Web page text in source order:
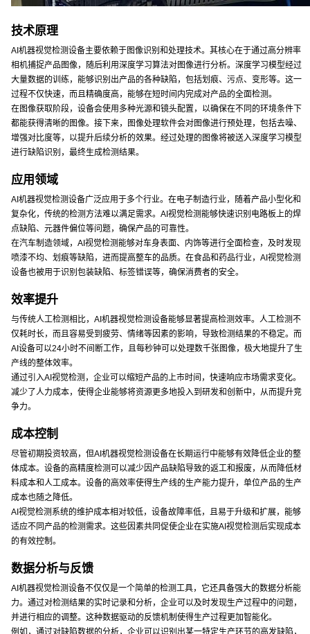
技术原理
AI机器视觉检测设备主要依赖于图像识别和处理技术。其核心在于通过高分辨率
相机捕捉产品图像，随后利用深度学习算法对图像进行分析。深度学习模型经过
大量数据的训练，能够识别出产品的各种缺陷，包括划痕、污点、变形等。这一
过程不仅快速，而且精确度高，能够在短时间内完成对产品的全面检测。
在图像获取阶段，设备会使用多种光源和镜头配置，以确保在不同的环境条件下
都能获得清晰的图像。接下来，图像处理软件会对图像进行预处理，包括去噪、
增强对比度等，以提升后续分析的效果。经过处理的图像将被送入深度学习模型
进行缺陷识别，最终生成检测结果。
应用领域
AI机器视觉检测设备广泛应用于多个行业。在电子制造行业，随着产品小型化和
复杂化，传统的检测方法难以满足需求。AI视觉检测能够快速识别电路板上的焊
点缺陷、元器件偏位等问题，确保产品的可靠性。
在汽车制造领域，AI视觉检测能够对车身表面、内饰等进行全面检查，及时发现
喷漆不均、划痕等缺陷，进而提高整车的品质。在食品和药品行业，AI视觉检测
设备也被用于识别包装缺陷、标签错误等，确保消费者的安全。
效率提升
与传统人工检测相比，AI机器视觉检测设备能够显著提高检测效率。人工检测不
仅耗时长，而且容易受到疲劳、情绪等因素的影响，导致检测结果的不稳定。而
AI设备可以24小时不间断工作，且每秒钟可以处理数千张图像，极大地提升了生
产线的整体效率。
通过引入AI视觉检测，企业可以缩短产品的上市时间，快速响应市场需求变化。
减少了人力成本，使得企业能够将资源更多地投入到研发和创新中，从而提升竞
争力。
成本控制
尽管初期投资较高，但AI机器视觉检测设备在长期运行中能够有效降低企业的整
体成本。设备的高精度检测可以减少因产品缺陷导致的返工和报废，从而降低材
料成本和人工成本。设备的高效率使得生产线的生产能力提升，单位产品的生产
成本也随之降低。
AI视觉检测系统的维护成本相对较低，设备故障率低，且易于升级和扩展，能够
适应不同产品的检测需求。这些因素共同促使企业在实施AI视觉检测后实现成本
的有效控制。
数据分析与反馈
AI机器视觉检测设备不仅仅是一个简单的检测工具，它还具备强大的数据分析能
力。通过对检测结果的实时记录和分析，企业可以及时发现生产过程中的问题，
并进行相应的调整。这种数据驱动的反馈机制使得生产过程更加智能化。
例如，通过对缺陷数据的分析，企业可以识别出某一特定生产环节的高发缺陷，